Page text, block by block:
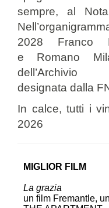
sempre, al
2028 Franco
e Romano
dell’Archivio
designata dalla
In calce, tutti i
2026
MIGLIOR FILM
La grazia
un film Fremantle,